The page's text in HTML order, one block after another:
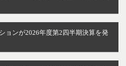
ョンが2026年度第2四半期決算を発